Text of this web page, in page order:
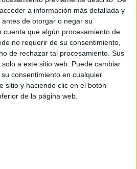
a información más detallada y
de otorgar o negar su
cuenta que algún procesamiento de
no requerir de su consentimiento,
de rechazar tal procesamiento. Sus
a este sitio web. Puede cambiar
consentimiento en cualquier
sitio y haciendo clic en el botón
de la página web.
cayendo.
el derecho de la mujer al respeto
en relación con el derecho a la
dejaba claro que no quería
médico bajo ninguna
su vida estaba en peligro no